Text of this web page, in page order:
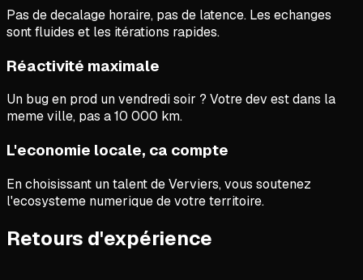
Pas de decalage horaire, pas de latence. Les echanges
sont fluides et les itérations rapides.
Réactivité maximale
Un bug en prod un vendredi soir ? Votre dev est dans la
meme ville, pas a 10 000 km.
L'economie locale, ca compte
En choisissant un talent de Verviers, vous soutenez
l'ecosysteme numerique de votre territoire.
Retours d'expérience